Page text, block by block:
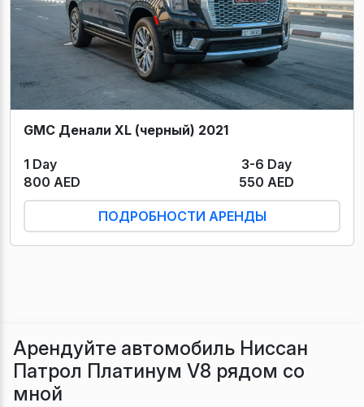
GMC Денали XL (черный) 2021
1 Day
3-6 Day
800 AED
550 AED
ПОДРОБНОСТИ АРЕНДЫ
Арендуйте автомобиль Ниссан
Патрол Платинум V8 рядом со
мной